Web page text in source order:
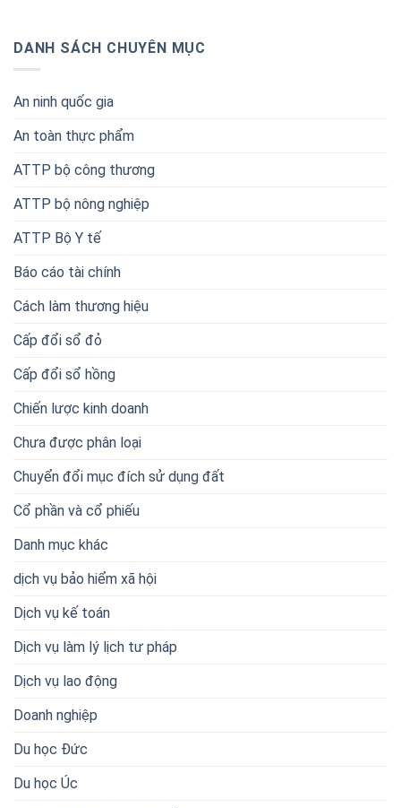
DANH SÁCH CHUYÊN MỤC
An ninh quốc gia
An toàn thực phẩm
ATTP bộ công thương
ATTP bộ nông nghiệp
ATTP Bộ Y tế
Báo cáo tài chính
Cách làm thương hiệu
Cấp đổi sổ đỏ
Cấp đổi sổ hồng
Chiến lược kinh doanh
Chưa được phân loại
Chuyển đổi mục đích sử dụng đất
Cổ phần và cổ phiếu
Danh mục khác
dịch vụ bảo hiểm xã hội
Dịch vụ kế toán
Dịch vụ làm lý lịch tư pháp
Dịch vụ lao động
Doanh nghiệp
Du học Đức
Du học Úc